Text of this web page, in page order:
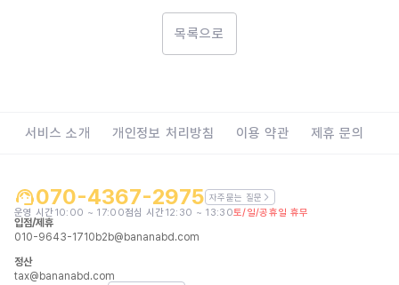
목록으로
서비스 소개 개인정보 처리방침 이용 약관 제휴 문의
070-4367-2975 자주묻는 질문
운영 시간10:00 ~ 17:00점심 시간12:30 ~ 13:30토/일/공휴일 휴무
입점/제휴
010-9643-1710 b2b@bananabd.com
정산
tax@bananabd.com